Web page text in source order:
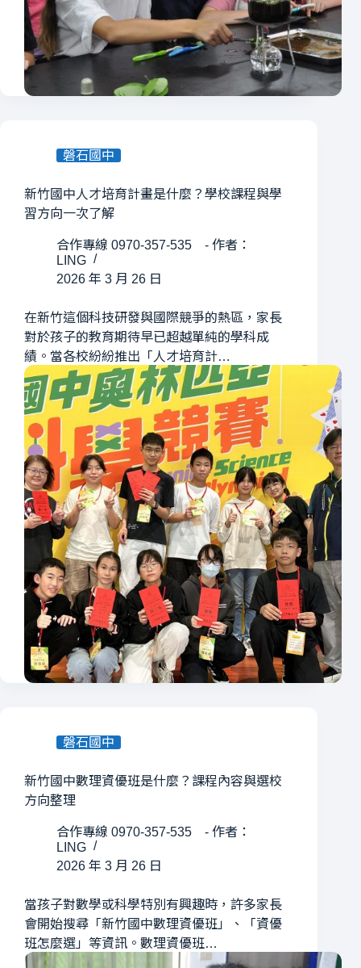
磐石國中
新竹國中人才培育計畫是什麼？學校課程與學
習方向一次了解
合作專線 0970-357-535 - 作者：
LING
2026 年 3 月 26 日
在新竹這個科技研發與國際競爭的熱區，家長
對於孩子的教育期待早已超越單純的學科成
績。當各校紛紛推出「人才培育計…
磐石國中
新竹國中數理資優班是什麼？課程內容與選校
方向整理
合作專線 0970-357-535 - 作者：
LING
2026 年 3 月 26 日
當孩子對數學或科學特別有興趣時，許多家長
會開始搜尋「新竹國中數理資優班」、「資優
班怎麼選」等資訊。數理資優班…